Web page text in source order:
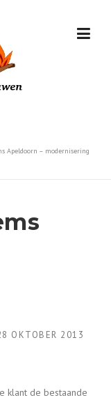
Apeldoorn – modernisering
OKTOBER 2013
klant de bestaande